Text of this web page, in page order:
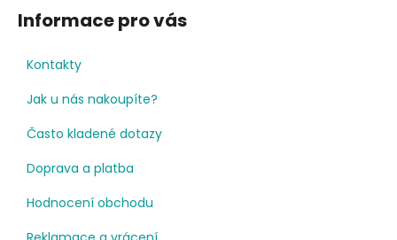
Informace pro vás
Kontakty
Jak u nás nakoupíte?
Často kladené dotazy
Doprava a platba
Hodnocení obchodu